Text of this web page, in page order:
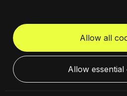
Allow all
Allow essential
peter.palasics@civitta.com